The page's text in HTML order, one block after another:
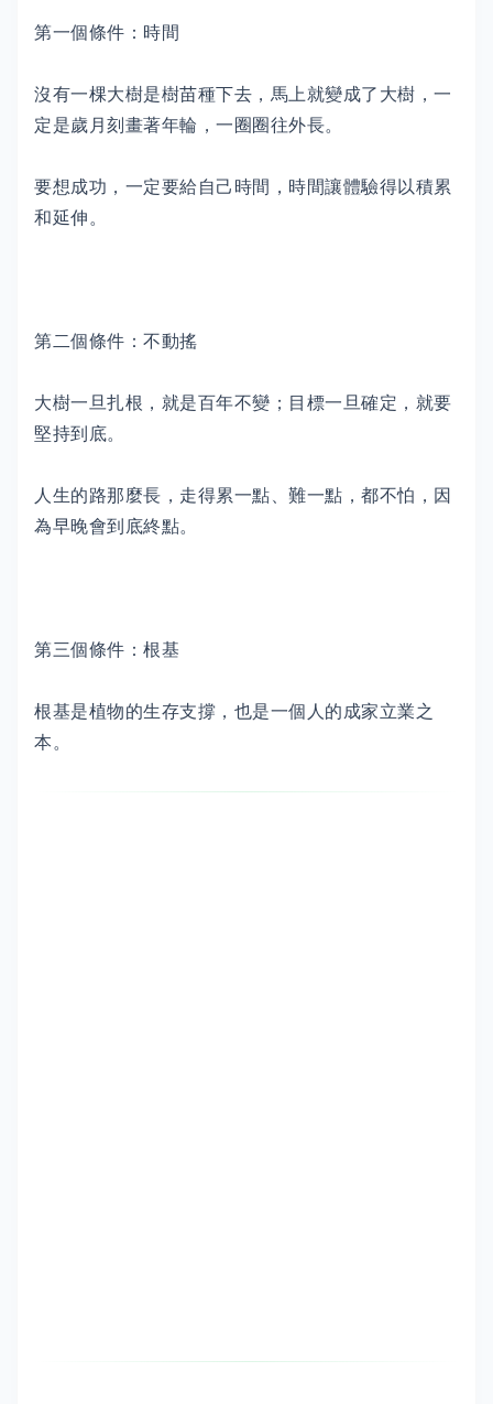
第一個條件：時間
沒有一棵大樹是樹苗種下去，馬上就變成了大樹，一
定是歲月刻畫著年輪，一圈圈往外長。
要想成功，一定要給自己時間，時間讓體驗得以積累
和延伸。
第二個條件：不動搖
大樹一旦扎根，就是百年不變；目標一旦確定，就要
堅持到底。
人生的路那麼長，走得累一點、難一點，都不怕，因
為早晚會到底終點。
第三個條件：根基
根基是植物的生存支撐，也是一個人的成家立業之
本。